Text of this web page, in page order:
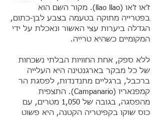
ז'או ז'או (llao llao). מקור השם הוא
בפטרייה מתוקה בטעמה בצבע לבן-כתום,
הגדלה ביערות עצי האשור ונאכלת על ידי
המקומיים כשהיא טרייה.
ללא ספק, אחת החוויות הבלתי נשכחות
של כל מבקר בארגנטינה היא העלייה
ברכבל, ברגליים מתנדנדות, לפסגת הר
קמפנאריו (Campanario). התצפית
מהפסגה, בגובה של 1,050 מטרים, עם
כוס שוקו בקפיטריה הקטנה, היא פשוט